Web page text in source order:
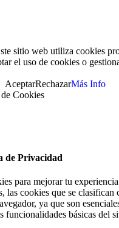
sitio web utiliza cookies
el uso de cookies o
AceptarRechazarMás Info
Cookies
de Privacidad
para mejorar tu
las cookies que se clasifican
ya que son
funcionalidades básicas del